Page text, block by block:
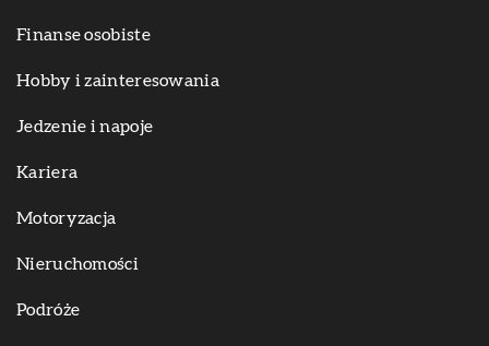
Finanse osobiste
Hobby i zainteresowania
Jedzenie i napoje
Kariera
Motoryzacja
Nieruchomości
Podróże